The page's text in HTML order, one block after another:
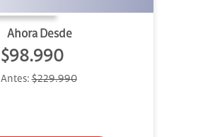
Ahora Desde
$98.990
Antes:$229.990